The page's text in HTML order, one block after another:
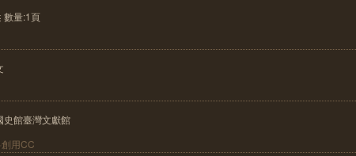
數量:1頁
史館臺灣文獻館
用CC